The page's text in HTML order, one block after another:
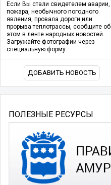
Если Вы стали свидетелем аварии,
пожара, необычного погодного
явления, провала дороги или
прорыва теплотрассы, сообщите об
этом в ленте народных новостей.
Загружайте фотографии через
специальную форму.
ДОБАВИТЬ НОВОСТЬ
ПОЛЕЗНЫЕ РЕСУРСЫ